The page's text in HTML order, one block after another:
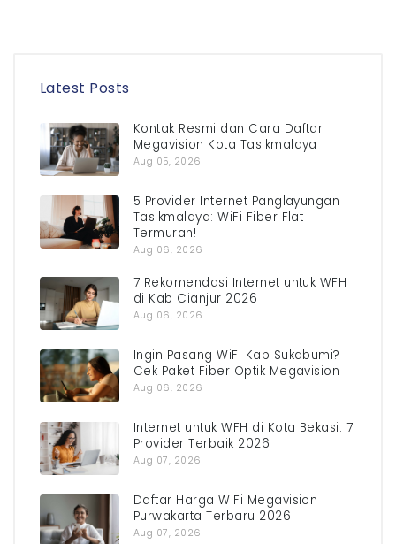
Latest Posts
Kontak Resmi dan Cara Daftar
Megavision Kota Tasikmalaya
Aug 05, 2026
5 Provider Internet Panglayungan
Tasikmalaya: WiFi Fiber Flat
Termurah!
Aug 06, 2026
7 Rekomendasi Internet untuk WFH
di Kab Cianjur 2026
Aug 06, 2026
Ingin Pasang WiFi Kab Sukabumi?
Cek Paket Fiber Optik Megavision
Aug 06, 2026
Internet untuk WFH di Kota Bekasi: 7
Provider Terbaik 2026
Aug 07, 2026
Daftar Harga WiFi Megavision
Purwakarta Terbaru 2026
Aug 07, 2026